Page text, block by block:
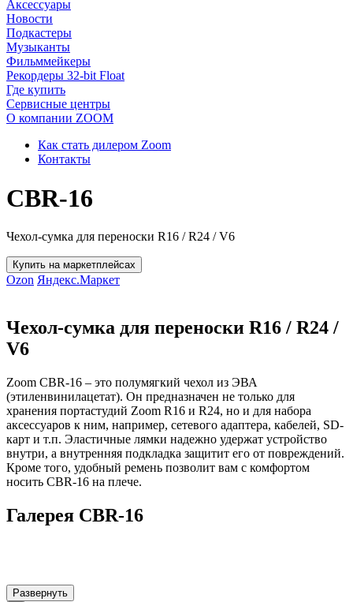
Аксессуары
Новости
Подкастеры
Музыканты
Фильммейкеры
Рекордеры 32-bit Float
Где купить
Сервисные центры
О компании ZOOM
Как стать дилером Zoom
Контакты
CBR-16
Чехол-сумка для переноски R16 / R24 / V6
Купить на маркетплейсах
Ozon Яндекс.Маркет
Чехол-сумка для переноски R16 / R24 /
V6
Zoom CBR-16 – это полумягкий чехол из ЭВА
(этиленвинилацетат). Он предназначен не только для
хранения портастудий Zoom R16 и R24, но и для набора
аксессуаров к ним, например, сетевого адаптера, кабелей, SD-
карт и т.п. Эластичные лямки надежно удержат устройство
внутри, а внутренняя подкладка защитит его от повреждений.
Кроме того, удобный ремень позволит вам с комфортом
носить CBR-16 на плече.
Галерея CBR-16
Развернуть